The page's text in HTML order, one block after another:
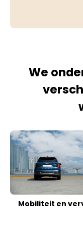
We
Mobiliteit en